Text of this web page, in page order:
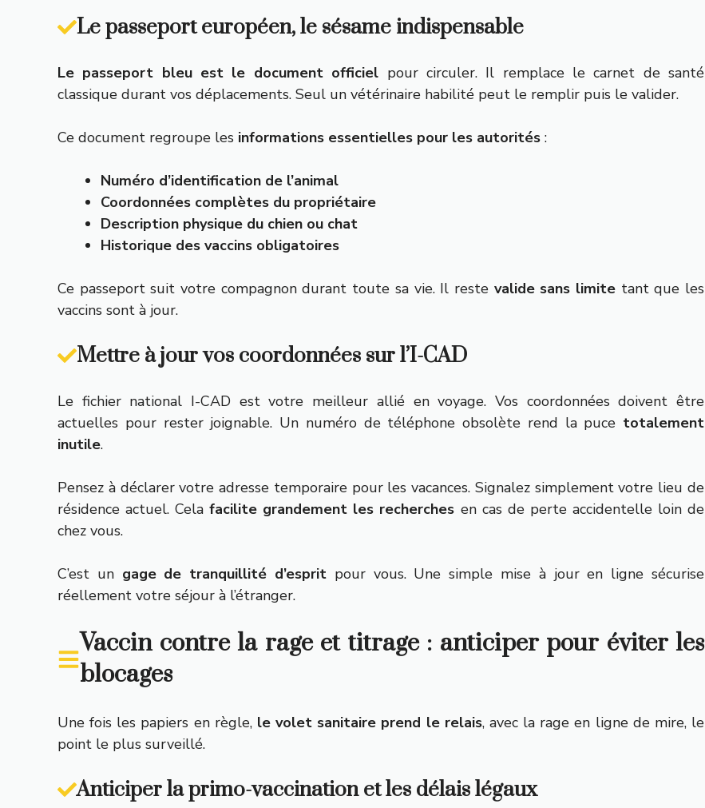
Le passeport européen, le sésame indispensable
Le passeport bleu est le document officiel pour circuler. Il remplace le carnet de santé
classique durant vos déplacements. Seul un vétérinaire habilité peut le remplir puis le valider.
Ce document regroupe les informations essentielles pour les autorités :
Numéro d’identification de l’animal
Coordonnées complètes du propriétaire
Description physique du chien ou chat
Historique des vaccins obligatoires
Ce passeport suit votre compagnon durant toute sa vie. Il reste valide sans limitetant que les
vaccins sont à jour.
Mettre à jour vos coordonnées sur l’I-CAD
Le fichier national I-CAD est votre meilleur allié en voyage. Vos coordonnées doivent être
actuelles pour rester joignable. Un numéro de téléphone obsolète rend la puce totalement
inutile.
Pensez à déclarer votre adresse temporaire pour les vacances. Signalez simplement votre lieu de
résidence actuel. Celafacilite grandement les recherches en cas de perte accidentelle loin de
chez vous.
C’est un gage de tranquillité d’esprit pour vous. Une simple mise à jour en ligne sécurise
réellement votre séjour à l’étranger.
Vaccin contre la rage et titrage : anticiper pour éviter les
blocages
Une fois les papiers en règle, le volet sanitaire prend le relais, avec la rage en ligne de mire, le
point le plus surveillé.
Anticiper la primo-vaccination et les délais légaux